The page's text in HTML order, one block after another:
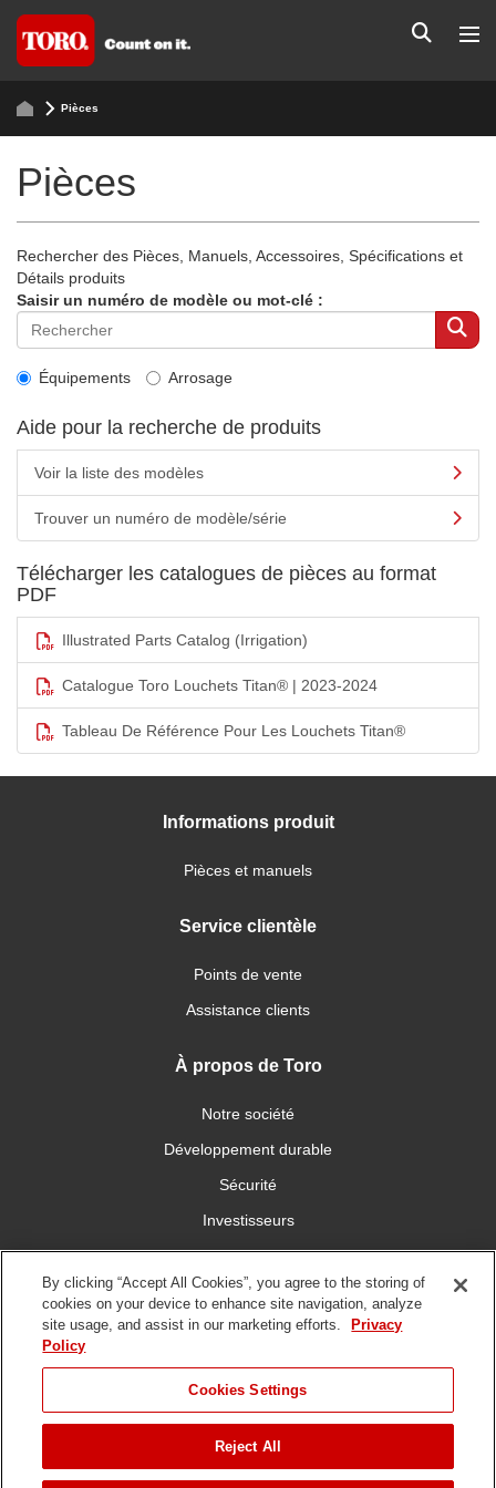
Pièces
Pièces
Rechercher des Pièces, Manuels, Accessoires, Spécifications et
Détails produits
Saisir un numéro de modèle ou mot-clé :
Équipements Arrosage
Aide pour la recherche de produits
Voir la liste des modèles
Trouver un numéro de modèle/série
Télécharger les catalogues de pièces au format
PDF
Illustrated Parts Catalog (Irrigation)
Catalogue Toro Louchets Titan® | 2023-2024
Tableau De Référence Pour Les Louchets Titan®
Informations produit
Pièces et manuels
Service clientèle
Points de vente
Assistance clients
À propos de Toro
Notre société
Développement durable
Sécurité
Investisseurs
Carrières
Connectez-vous avec nous
d'utilisation
Politique de
confidentialité
copyrights
By clicking “Accept All Cookies”, you agree to the storing of
cookies on your device to enhance site navigation, analyze
site usage, and assist in our marketing efforts.
Privacy
Policy
Cookies Settings
Reject All